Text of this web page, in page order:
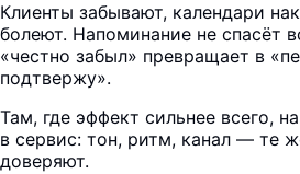
Клиенты забывают, календари
болеют. Напоминание не спасёт
«честно забыл» превращает в
подтвержу».
Там, где эффект сильнее всего,
в сервис: тон, ритм, канал — те
доверяют.